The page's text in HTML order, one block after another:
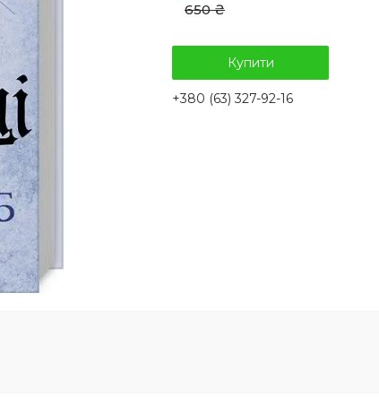
650 ₴
Купити
+380 (63) 327-92-16